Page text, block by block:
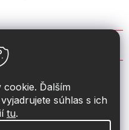
Ďalším
súhlas s ich
tu.
205 928